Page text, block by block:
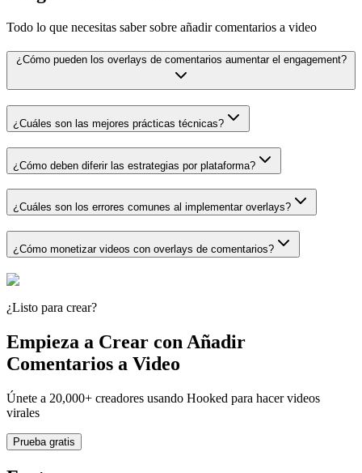
Todo lo que necesitas saber sobre añadir comentarios a video
¿Cómo pueden los overlays de comentarios aumentar el engagement?
¿Cuáles son las mejores prácticas técnicas?
¿Cómo deben diferir las estrategias por plataforma?
¿Cuáles son los errores comunes al implementar overlays?
¿Cómo monetizar videos con overlays de comentarios?
¿Listo para crear?
Empieza a Crear con Añadir
Comentarios a Video
Únete a 20,000+ creadores usando Hooked para hacer videos
virales
Prueba gratis